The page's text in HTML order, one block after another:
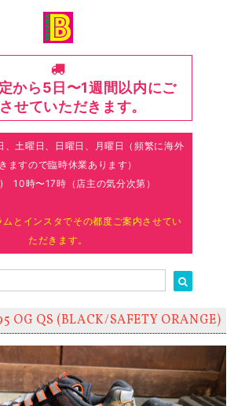
から5日〜1週間以内にご
せていただきます。
土曜日、日曜日、月曜日（頻繁に海外
ますので臨時休業あります）
10時〜17時（店主の気分次第）
とインスタでその都度ご案内させてい
ただきます。
OG QS (BLACK/SAFETY ORANGE)